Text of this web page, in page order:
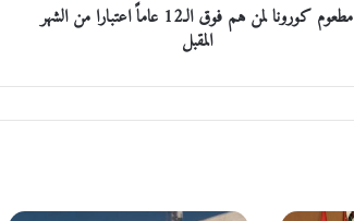
مطعوم كورونا لمن هم فوق الـ12 عاماً اعتبارا من الشهر
المقبل